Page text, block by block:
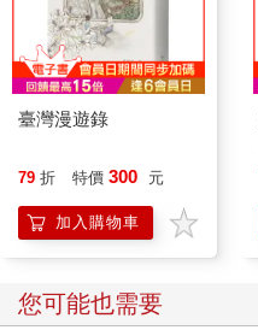
臺灣漫遊錄
79 折 特價 300 元
加入購物車
您可能也需要